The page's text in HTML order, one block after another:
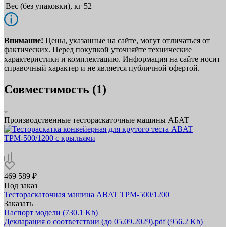
Вес (без упаковки), кг 52
Внимание! Цены, указанные на сайте, могут отличаться от
фактических. Перед покупкой уточняйте технические
характеристики и комплектацию. Информация на сайте носит
справочный характер и не является публичной офертой.
Совместимость (1)
Производственные тестораскаточные машины АБАТ
469 589 ₽
Под заказ
Тестораскаточная машина ABAT ТРМ‑500/1200
Заказать
Паспорт модели (730.1 Kb)
Декларация о соответствии (до 05.09.2029).pdf(956.2 Kb)